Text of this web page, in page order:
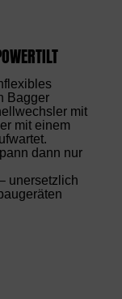
Bagger
mit
mit einem
dann nur
unersetzlich